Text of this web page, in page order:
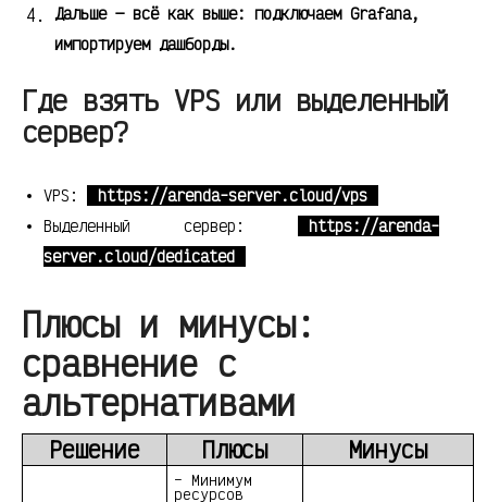
Дальше — всё как выше: подключаем Grafana,
импортируем дашборды.
Где взять VPS или выделенный
сервер?
VPS:
https://arenda-server.cloud/vps
Выделенный сервер:
https://arenda-
server.cloud/dedicated
Плюсы и минусы:
сравнение с
альтернативами
Решение Плюсы Минусы
– Минимум
ресурсов